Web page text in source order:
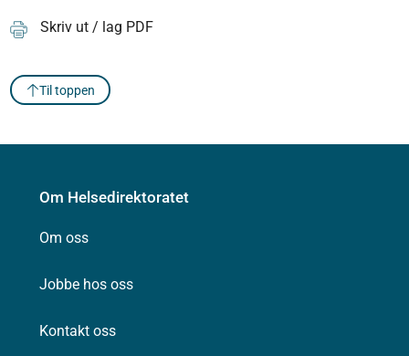
Skriv ut / lag PDF
Til toppen
Om Helsedirektoratet
Om oss
Jobbe hos oss
Kontakt oss